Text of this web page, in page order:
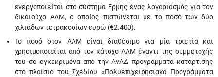
ενεργοποιείται στο σύστημα Ερμής ένας λογαριασμός για τον
δικαιούχο ΑΛΜ, ο οποίος πιστώνεται με το ποσό των δύο
χιλιάδων τετρακοσίων ευρώ (€2.400).
Το ποσό στον ΑΛΜ είναι διαθέσιμο για μία τριετία και
χρησιμοποιείται από τον κάτοχο ΑΛΜ έναντι της συμμετοχής
του σε εγκεκριμένα από την ΑνΑΔ προγράμματα κατάρτισης
στο πλαίσιο του Σχεδίου «Πολυεπιχειρησιακά Προγράμματα